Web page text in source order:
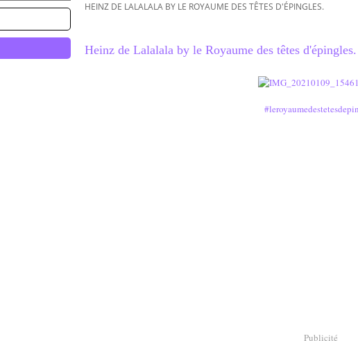
HEINZ DE LALALALA BY LE ROYAUME DES TÊTES D'ÉPINGLES.
Heinz de Lalalala by le Royaume des têtes d'épingles.
Publicité